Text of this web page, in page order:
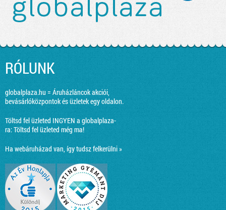
RÓLUNK
globalplaza.hu = Áruházláncok akciói,
bevásárlóközpontok és üzletek egy oldalon.
Töltsd fel üzleted INGYEN a globalplaza-
ra:Töltsd fel üzleted még ma!
Ha webáruházad van, így tudsz felkerülni »